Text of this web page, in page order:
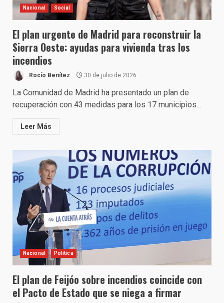
Nacional Social
El plan urgente de Madrid para reconstruir la
Sierra Oeste: ayudas para vivienda tras los
incendios
Rocío Benítez 30 de julio de 2026
La Comunidad de Madrid ha presentado un plan de
recuperación con 43 medidas para los 17 municipios...
Leer Más
Nacional Política
El plan de Feijóo sobre incendios coincide con
el Pacto de Estado que se niega a firmar